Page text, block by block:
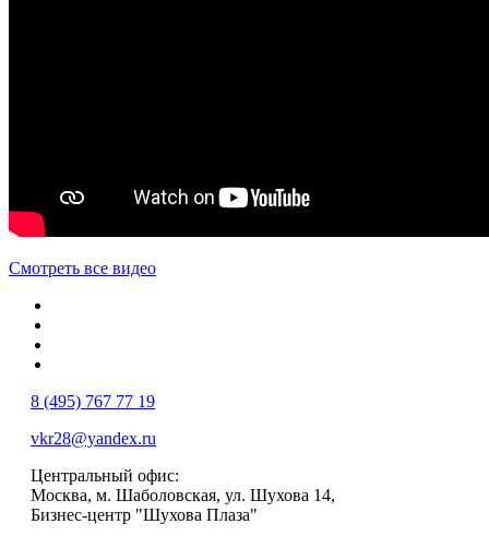
Смотреть все видео
8 (495) 767 77 19
vkr28@yandex.ru
Центральный офис:
Москва, м. Шаболовская, ул. Шухова 14,
Бизнес-центр "Шухова Плаза"